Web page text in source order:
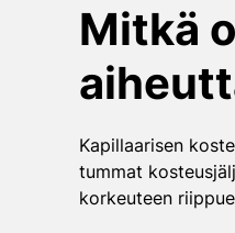
Mitkä
Kapillaarisen
tummat
korkeuteen